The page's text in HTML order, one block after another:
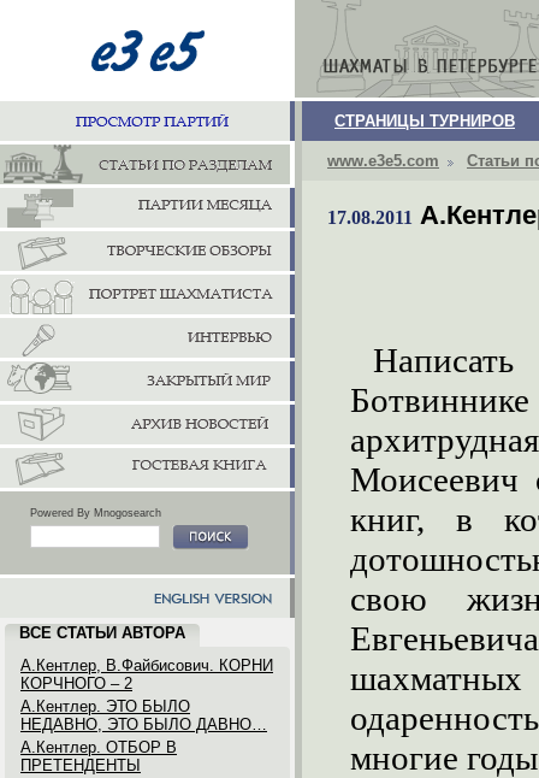
Powered By Mnogosearch
ВСЕ СТАТЬИ АВТОРА
А.Кентлер, В.Файбисович. КОРНИ
КОРЧНОГО – 2
А.Кентлер. ЭТО БЫЛО
НЕДАВНО, ЭТО БЫЛО ДАВНО…
А.Кентлер. ОТБОР В
ПРЕТЕНДЕНТЫ
СТРАНИЦЫ ТУРНИРОВ
www.e3e5.com Статьи
17.08.2011
Моисеевич
книг, в
свою
шахматных
многие